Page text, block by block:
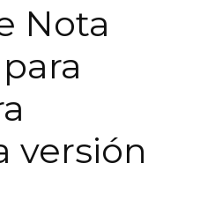
Nota
versión